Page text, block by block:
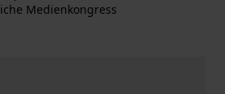
Medienkongress